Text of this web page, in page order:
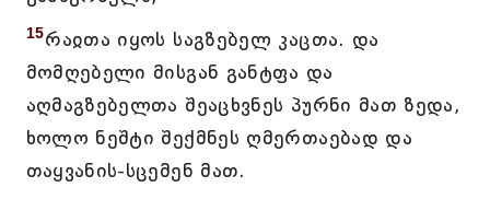
15რაჲთა იყოს საგზებელ კაცთა. და
მომღებელი მისგან განტფა და
აღმაგზებელთა შეაცხვნეს პურნი მათ ზედა,
ხოლო ნეშტი შექმნეს ღმერთაებად და
თაყვანის-სცემენ მათ.